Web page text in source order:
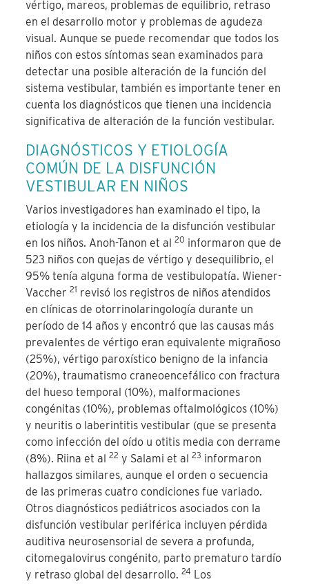
vértigo, mareos, problemas de equilibrio, retraso
en el desarrollo motor y problemas de agudeza
visual. Aunque se puede recomendar que todos los
niños con estos síntomas sean examinados para
detectar una posible alteración de la función del
sistema vestibular, también es importante tener en
cuenta los diagnósticos que tienen una incidencia
significativa de alteración de la función vestibular.
DIAGNÓSTICOS Y ETIOLOGÍA
COMÚN DE LA DISFUNCIÓN
VESTIBULAR EN NIÑOS
Varios investigadores han examinado el tipo, la
etiología y la incidencia de la disfunción vestibular
en los niños. Anoh-Tanon et al20 informaron que de
523 niños con quejas de vértigo y desequilibrio, el
95% tenía alguna forma de vestibulopatía. Wiener-
Vaccher21 revisó los registros de niños atendidos
en clínicas de otorrinolaringología durante un
período de 14 años y encontró que las causas más
prevalentes de vértigo eran equivalente migrañoso
(25%), vértigo paroxístico benigno de la infancia
(20%), traumatismo craneoencefálico con fractura
del hueso temporal (10%), malformaciones
congénitas (10%), problemas oftalmológicos (10%)
y neuritis o laberintitis vestibular (que se presenta
como infección del oído u otitis media con derrame
(8%). Riina et al22 y Salami et al23 informaron
hallazgos similares, aunque el orden o secuencia
de las primeras cuatro condiciones fue variado.
Otros diagnósticos pediátricos asociados con la
disfunción vestibular periférica incluyen pérdida
auditiva neurosensorial de severa a profunda,
citomegalovirus congénito, parto prematuro tardío
y retraso global del desarrollo.24 Los